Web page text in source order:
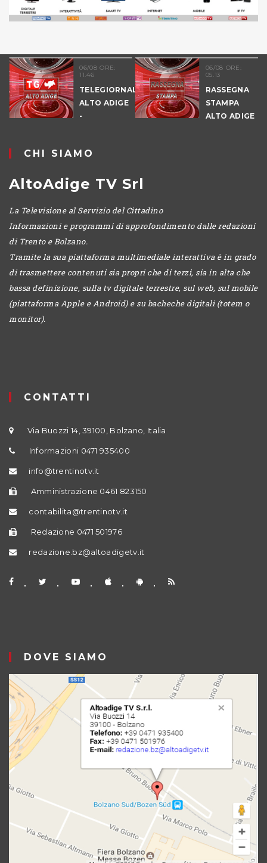
06/08 ORE:
11.46
TELEGIORNALE
ALTO ADIGE
-
06/08 ORE:
05.13
RASSEGNA
STAMPA
ALTO ADIGE
CHI SIAMO
AltoAdige TV Srl
La Televisione al Servizio del Cittadino
Informazioni e programmi di approfondimento dalle redazioni
di Trento e Bolzano.
Tramite la sua piattaforma multimediale interattiva è in grado
di trasmettere contenuti sia propri che di terzi, sia in alta che
bassa definizione, sulla tv digitale terrestre, sul web, sul mobile
(piattaforma Apple e Android) e su bacheche digitali (totem o
monitor).
CONTATTI
Via Buozzi 14, 39100, Bolzano, Italia
Informazioni 0471 935400
info@trentinotv.it
Amministrazione 0461 823150
contabilita@trentinotv.it
Redazione 0471 501976
redazione.bz@altoadigetv.it
DOVE SIAMO